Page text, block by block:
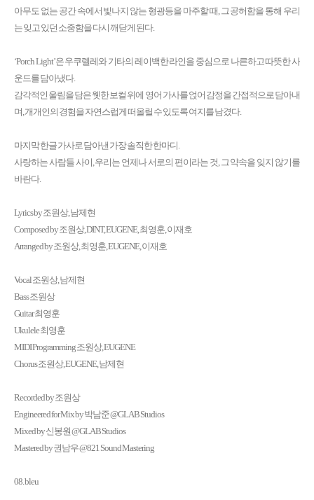
아무도 없는 공간 속에서 빛나지 않는 형광등을 마주할 때, 그 공허함을 통해 우리
는 잊고 있던 소중함을 다시 깨닫게 된다.
‘Porch Light’은 우쿠렐레와 기타의 레이백한 라인을 중심으로 나른하고 따뜻한 사
운드를 담아냈다.
감각적인 울림을 담은 웻한 보컬 위에 영어 가사를 얹어 감정을 간접적으로 담아내
며, 개개인의 경험을 자연스럽게 떠올릴 수 있도록 여지를 남겼다.
마지막 한글 가사로 담아낸 가장 솔직한 한마디.
사랑하는 사람들 사이, 우리는 언제나 서로의 편이라는 것, 그 약속을 잊지 않기를
바란다.
Lyrics by 조원상, 남제현
Composed by 조원상, DINT, EUGENE, 최영훈, 이재호
Arranged by 조원상, 최영훈, EUGENE, 이재호
Vocal 조원상, 남제현
Bass 조원상
Guitar 최영훈
Ukulele 최영훈
MIDI Programming 조원상, EUGENE
Chorus 조원상, EUGENE, 남제현
Recorded by 조원상
Engineered for Mix by 박남준 @GLAB Studios
Mixed by 신봉원 @GLAB Studios
Mastered by 권남우 @821 Sound Mastering
08. bleu